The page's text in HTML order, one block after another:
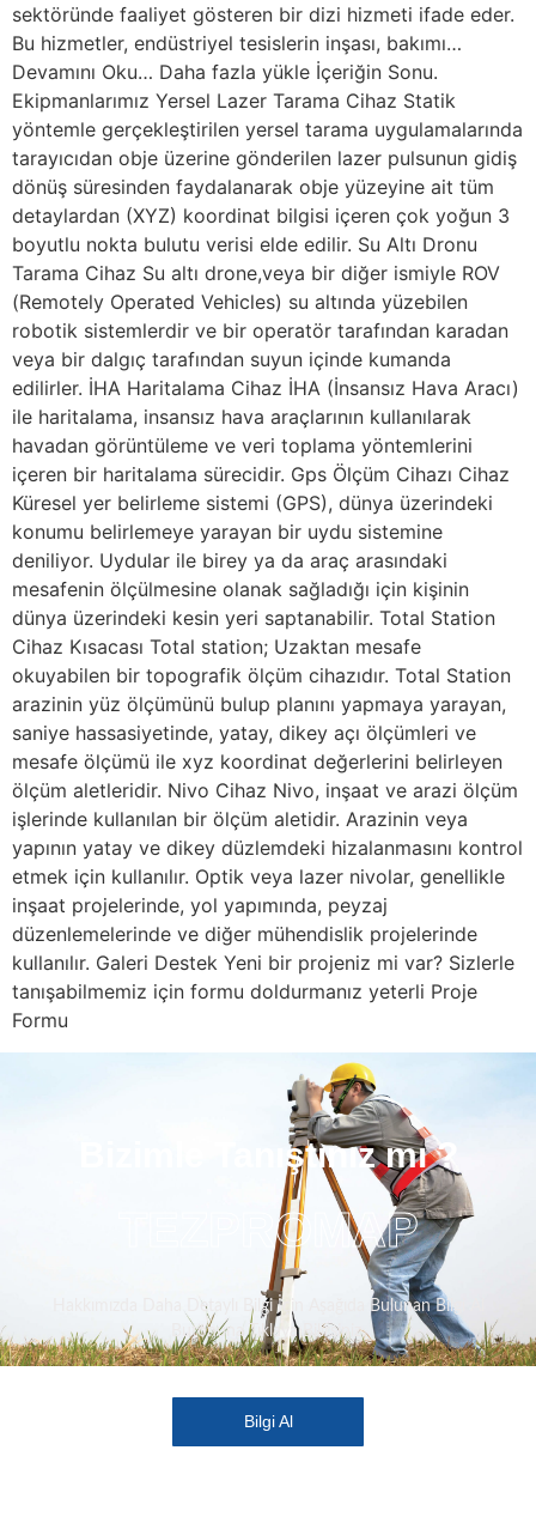
sektöründe faaliyet gösteren bir dizi hizmeti ifade eder.
Bu hizmetler, endüstriyel tesislerin inşası, bakımı…
Devamını Oku… Daha fazla yükle İçeriğin Sonu.
Ekipmanlarımız Yersel Lazer Tarama Cihaz Statik
yöntemle gerçekleştirilen yersel tarama uygulamalarında
tarayıcıdan obje üzerine gönderilen lazer pulsunun gidiş
dönüş süresinden faydalanarak obje yüzeyine ait tüm
detaylardan (XYZ) koordinat bilgisi içeren çok yoğun 3
boyutlu nokta bulutu verisi elde edilir. Su Altı Dronu
Tarama Cihaz Su altı drone,veya bir diğer ismiyle ROV
(Remotely Operated Vehicles) su altında yüzebilen
robotik sistemlerdir ve bir operatör tarafından karadan
veya bir dalgıç tarafından suyun içinde kumanda
edilirler. İHA Haritalama Cihaz İHA (İnsansız Hava Aracı)
ile haritalama, insansız hava araçlarının kullanılarak
havadan görüntüleme ve veri toplama yöntemlerini
içeren bir haritalama sürecidir. Gps Ölçüm Cihazı Cihaz
Küresel yer belirleme sistemi (GPS), dünya üzerindeki
konumu belirlemeye yarayan bir uydu sistemine
deniliyor. Uydular ile birey ya da araç arasındaki
mesafenin ölçülmesine olanak sağladığı için kişinin
dünya üzerindeki kesin yeri saptanabilir. Total Station
Cihaz Kısacası Total station; Uzaktan mesafe
okuyabilen bir topografik ölçüm cihazıdır. Total Station
arazinin yüz ölçümünü bulup planını yapmaya yarayan,
saniye hassasiyetinde, yatay, dikey açı ölçümleri ve
mesafe ölçümü ile xyz koordinat değerlerini belirleyen
ölçüm aletleridir. Nivo Cihaz Nivo, inşaat ve arazi ölçüm
işlerinde kullanılan bir ölçüm aletidir. Arazinin veya
yapının yatay ve dikey düzlemdeki hizalanmasını kontrol
etmek için kullanılır. Optik veya lazer nivolar, genellikle
inşaat projelerinde, yol yapımında, peyzaj
düzenlemelerinde ve diğer mühendislik projelerinde
kullanılır. Galeri Destek Yeni bir projeniz mi var? Sizlerle
tanışabilmemiz için formu doldurmanız yeterli Proje
Formu
Bizimle Tanıştınız mı ?
TEZPROMAP
Hakkımızda Daha Detaylı Bilgi İçin Aşağıda Bulunan Bilgi Al
Butonuna Tıklaya Bilirsiniz.
Bilgi Al